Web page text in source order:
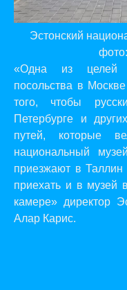
Эстонский
«Одна из целей
посольства в
того, чтобы
Петербурге и
путей, которые
национальный
приезжают в
приехать и в музей
камере» директор
Алар Карис.